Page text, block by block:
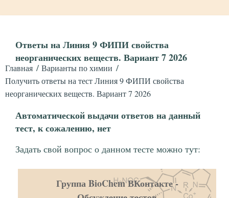
Ответы на Линия 9 ФИПИ свойства
неорганических веществ. Вариант 7 2026
Главная
Варианты по химии
Получить ответы на тест Линия 9 ФИПИ свойства
неорганических веществ. Вариант 7 2026
Автоматической выдачи ответов на данный
тест, к сожалению, нет
Задать свой вопрос о данном тесте можно тут:
Группа BioChem ВКонтакте -